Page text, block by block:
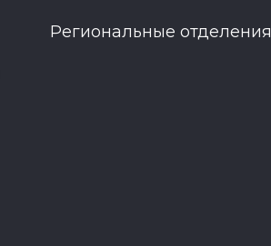
Региональные отделения